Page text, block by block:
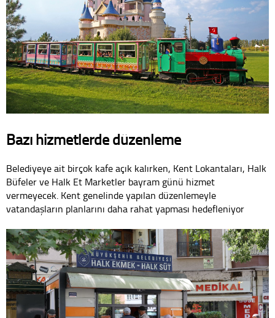
Bazı hizmetlerde düzenleme
Belediyeye ait birçok kafe açık kalırken, Kent Lokantaları, Halk
Büfeler ve Halk Et Marketler bayram günü hizmet
vermeyecek. Kent genelinde yapılan düzenlemeyle
vatandaşların planlarını daha rahat yapması hedefleniyor